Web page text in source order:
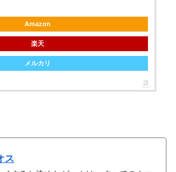
Amazon
楽天
メルカリ
ス